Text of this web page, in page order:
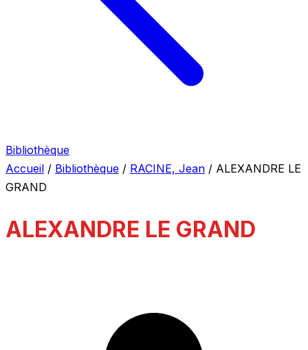
Bibliothèque
Accueil / Bibliothèque / RACINE, Jean / ALEXANDRE LE
GRAND
ALEXANDRE LE GRAND